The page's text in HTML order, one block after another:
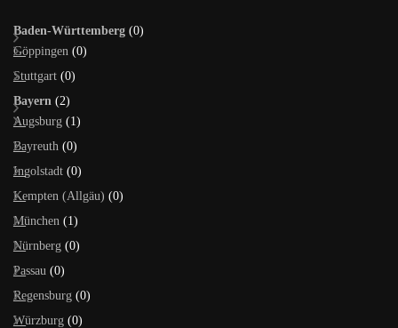
Baden-Württemberg (0)
Göppingen (0)
Stuttgart (0)
Bayern (2)
Augsburg (1)
Bayreuth (0)
Ingolstadt (0)
Kempten (Allgäu) (0)
München (1)
Nürnberg (0)
Passau (0)
Regensburg (0)
Würzburg (0)